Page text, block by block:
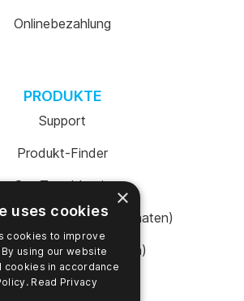
Onlinebezahlung
PRODUKTE
Support
Produkt-Finder
SureTrend Login
(Vereinigte Staaten)
einkaufen (Australien)
×
uses cookies
cookies to improve
using our website
cookies in accordance
Read Privacy